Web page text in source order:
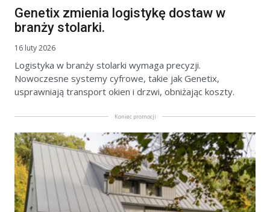
Genetix zmienia logistykę dostaw w
branży stolarki.
16 luty 2026
Logistyka w branży stolarki wymaga precyzji.
Nowoczesne systemy cyfrowe, takie jak Genetix,
usprawniają transport okien i drzwi, obniżając koszty.
Koniec promocji